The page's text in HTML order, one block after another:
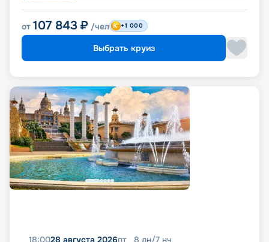
от 107 843 ₽ /чел +1 000
Выбрать круиз
18:0028 августа 2026пт 8 дн/7 нч